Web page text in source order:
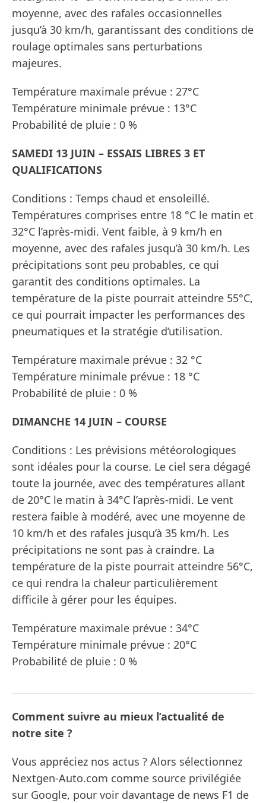
moyenne, avec des rafales occasionnelles
jusqu’à 30 km/h, garantissant des conditions de
roulage optimales sans perturbations
majeures.
Température maximale prévue : 27°C
Température minimale prévue : 13°C
Probabilité de pluie : 0 %
SAMEDI 13 JUIN – ESSAIS LIBRES 3 ET
QUALIFICATIONS
Conditions : Temps chaud et ensoleillé.
Températures comprises entre 18 °C le matin et
32​​°C l’après-midi. Vent faible, à 9 km/h en
moyenne, avec des rafales jusqu’à 30 km/h. Les
précipitations sont peu probables, ce qui
garantit des conditions optimales. La
température de la piste pourrait atteindre 55°C,
ce qui pourrait impacter les performances des
pneumatiques et la stratégie d’utilisation.
Température maximale prévue : 32 °C
Température minimale prévue : 18 °C
Probabilité de pluie : 0 %
DIMANCHE 14 JUIN – COURSE
Conditions : Les prévisions météorologiques
sont idéales pour la course. Le ciel sera dégagé
toute la journée, avec des températures allant
de 20°C le matin à 34°C l’après-midi. Le vent
restera faible à modéré, avec une moyenne de
10 km/h et des rafales jusqu’à 35 km/h. Les
précipitations ne sont pas à craindre. La
température de la piste pourrait atteindre 56°C,
ce qui rendra la chaleur particulièrement
difficile à gérer pour les équipes.
Température maximale prévue : 34°C
Température minimale prévue : 20°C
Probabilité de pluie : 0 %
Comment suivre au mieux l’actualité de
notre site ?
Vous appréciez nos actus ? Alors sélectionnez
Nextgen-Auto.com comme source privilégiée
sur Google, pour voir davantage de news F1 de